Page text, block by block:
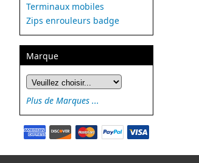
Terminaux mobiles
Zips enrouleurs badge
Marque
Plus de Marques ...